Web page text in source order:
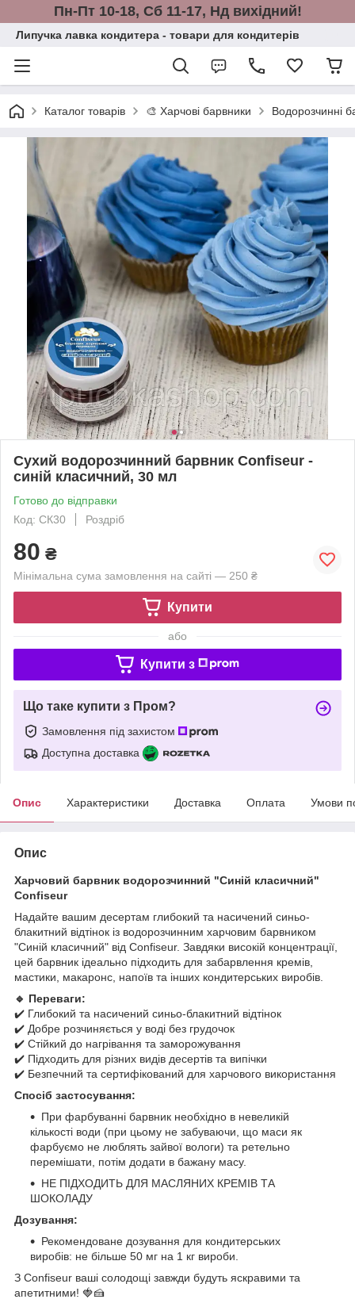
Пн-Пт 10-18, Сб 11-17, Нд вихідний!
Липучка лавка кондитера - товари для кондитерів
Каталог товарів 🎨 Харчові барвники Водорозчинні
Сухий водорозчинний барвник Confiseur -
синій класичний, 30 мл
Готово до відправки
Код: СК30
Роздріб
80 ₴
Мінімальна сума замовлення на сайті — 250 ₴
Купити
або
Купити з
Що таке купити з Пром?
Замовлення під захистом
Доступна доставка
Опис Характеристики Доставка Оплата Умови
Опис
Харчовий барвник водорозчинний "Синій класичний"
Confiseur
Надайте вашим десертам глибокий та насичений синьо-
блакитний відтінок із водорозчинним харчовим барвником
"Синій класичний" від Confiseur. Завдяки високій концентрації,
цей барвник ідеально підходить для забарвлення кремів,
мастики, макаронс, напоїв та інших кондитерських виробів.
🔹 Переваги:
✔️ Глибокий та насичений синьо-блакитний відтінок
✔️ Добре розчиняється у воді без грудочок
✔️ Стійкий до нагрівання та заморожування
✔️ Підходить для різних видів десертів та випічки
✔️ Безпечний та сертифікований для харчового використання
Спосіб застосування:
При фарбуванні барвник необхідно в невеликій
кількості води (при цьому не забуваючи, що маси як
фарбуємо не люблять зайвої вологи) та ретельно
перемішати, потім додати в бажану масу.
НЕ ПІДХОДИТЬ ДЛЯ МАСЛЯНИХ КРЕМІВ ТА
ШОКОЛАДУ
Дозування:
Рекомендоване дозування для кондитерських
виробів: не більше 50 мг на 1 кг вироби.
З Confiseur ваші солодощі завжди будуть яскравими та
апетитними! 🍓🍰